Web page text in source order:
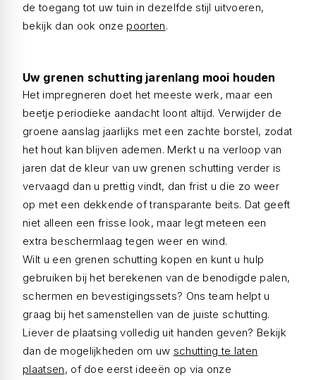
de toegang tot uw tuin in dezelfde stijl uitvoeren,
bekijk dan ook onze poorten.
Uw grenen schutting jarenlang mooi houden
Het impregneren doet het meeste werk, maar een
beetje periodieke aandacht loont altijd. Verwijder de
groene aanslag jaarlijks met een zachte borstel, zodat
het hout kan blijven ademen. Merkt u na verloop van
jaren dat de kleur van uw grenen schutting verder is
vervaagd dan u prettig vindt, dan frist u die zo weer
op met een dekkende of transparante beits. Dat geeft
niet alleen een frisse look, maar legt meteen een
extra beschermlaag tegen weer en wind.
Wilt u een grenen schutting kopen en kunt u hulp
gebruiken bij het berekenen van de benodigde palen,
schermen en bevestigingssets? Ons team helpt u
graag bij het samenstellen van de juiste schutting.
Liever de plaatsing volledig uit handen geven? Bekijk
dan de mogelijkheden om uw schutting te laten
plaatsen, of doe eerst ideeën op via onze